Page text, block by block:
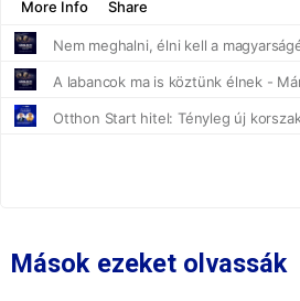
Mások ezeket olvassák